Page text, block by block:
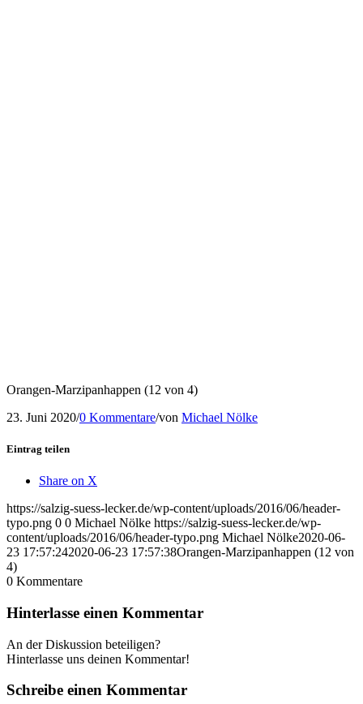
Orangen-Marzipanhappen (12 von 4)
23. Juni 2020/0 Kommentare/von Michael Nölke
Eintrag teilen
Share on X
https://salzig-suess-lecker.de/wp-content/uploads/2016/06/header-
typo.png 0 0 Michael Nölke https://salzig-suess-lecker.de/wp-
content/uploads/2016/06/header-typo.png Michael Nölke2020-06-
23 17:57:242020-06-23 17:57:38Orangen-Marzipanhappen (12 von
4)
0 Kommentare
Hinterlasse einen Kommentar
An der Diskussion beteiligen?
Hinterlasse uns deinen Kommentar!
Schreibe einen Kommentar